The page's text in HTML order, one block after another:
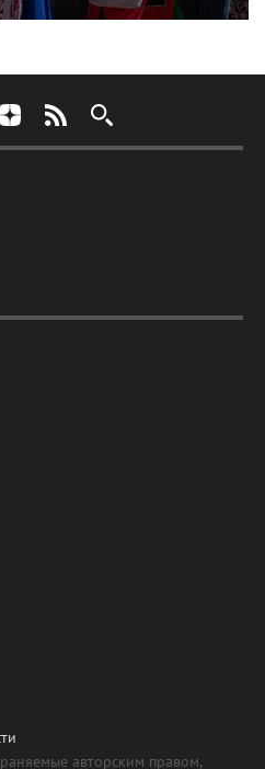
авторским правом,